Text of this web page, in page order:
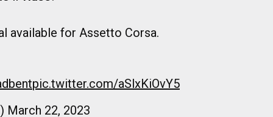
available for Assetto Corsa.
pic.twitter.com/aSlxKiOvY5
March 22, 2023